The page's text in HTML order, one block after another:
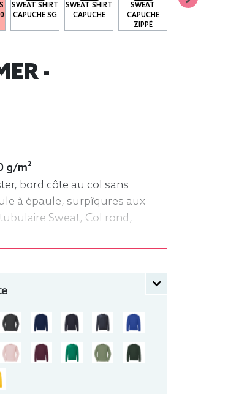
SWEAT SHIRT
CAPUCHE SG
SWEAT SHIRT
CAPUCHE
SWEAT
CAPUCHE
ZIPPÉ
-
g/m²
bord côte au col sans
à épaule, surpîqures aux
Sweat, Col rond,